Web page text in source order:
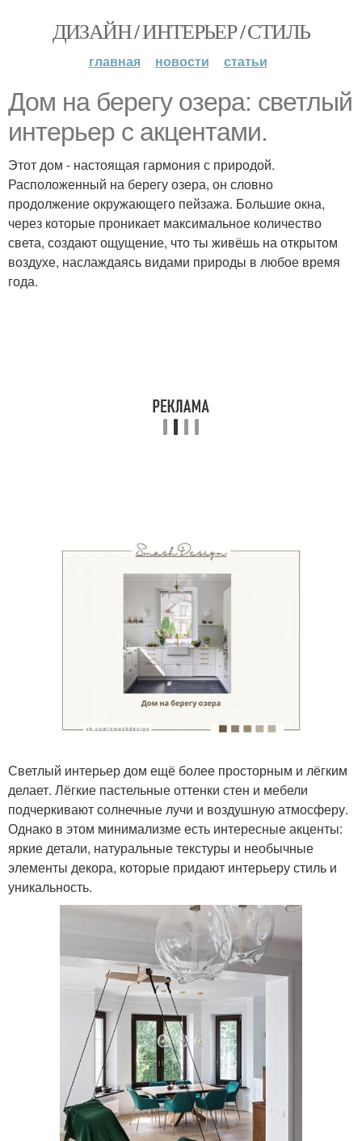
ДИЗАЙН / ИНТЕРЬЕР / СТИЛЬ
главная новости статьи
Дом на берегу озера: светлый
интерьер с акцентами.
Этот дом - настоящая гармония с природой.
Расположенный на берегу озера, он словно
продолжение окружающего пейзажа. Большие окна,
через которые проникает максимальное количество
света, создают ощущение, что ты живёшь на открытом
воздухе, наслаждаясь видами природы в любое время
года.
Светлый интерьер дом ещё более просторным и лёгким
делает. Лёгкие пастельные оттенки стен и мебели
подчеркивают солнечные лучи и воздушную атмосферу.
Однако в этом минимализме есть интересные акценты:
яркие детали, натуральные текстуры и необычные
элементы декора, которые придают интерьеру стиль и
уникальность.